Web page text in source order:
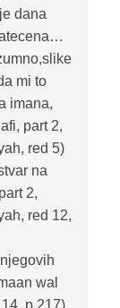
dana
mi to
imana,
part 2,
red 5)
na
2,
red 12,
wal